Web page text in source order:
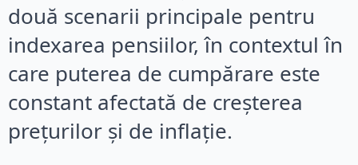
două scenarii principale pentru
indexarea pensiilor, în contextul în
care puterea de cumpărare este
constant afectată de creșterea
prețurilor și de inflație.